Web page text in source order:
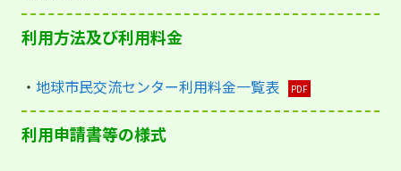
利用方法及び利用料金
・地球市民交流センター利用料金一覧表
利用申請書等の様式